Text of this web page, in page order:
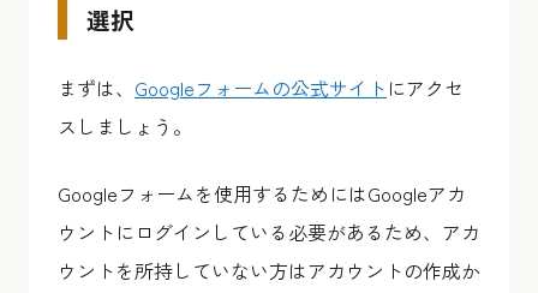
選択
まずは、 Googleフォームの公式サイト にアクセ
スしましょう。
Googleフォームを使用するためにはGoogleアカ
ウントにログインしている必要があるため、アカ
ウントを所持していない方はアカウントの作成か